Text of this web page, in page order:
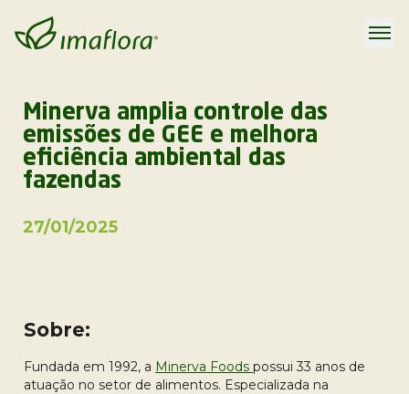
Minerva amplia controle das
emissões de GEE e melhora
eficiência ambiental das
fazendas
27/01/2025
Sobre:
Fundada em 1992, a Minerva Foods possui 33 anos de
atuação no setor de alimentos. Especializada na